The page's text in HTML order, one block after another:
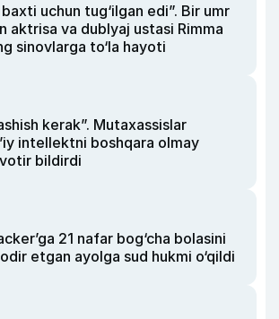
uchun tug‘ilgan edi”. Bir umr
aktrisa va dublyaj ustasi Rimma
sinovlarga to‘la hayoti
kerak”. Mutaxassislar
intellektni boshqara olmay
bildirdi
21 nafar bog‘cha bolasini
etgan ayolga sud hukmi o‘qildi